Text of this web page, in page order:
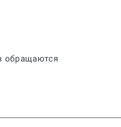
обращаются